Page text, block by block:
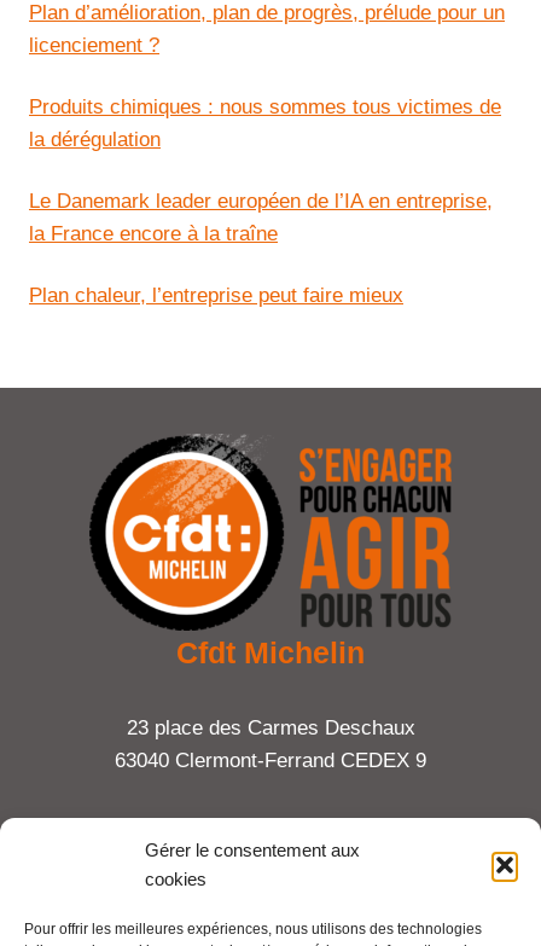
Gérer le consentement aux
cookies
Pour offrir les meilleures expériences, nous utilisons des technologies
Plan d’amélioration, plan de progrès, prélude pour un
licenciement ?
Produits chimiques : nous sommes tous victimes de
la dérégulation
Le Danemark leader européen de l’IA en entreprise,
la France encore à la traîne
Plan chaleur, l’entreprise peut faire mieux
Cfdt Michelin
23 place des Carmes Deschaux
63040 Clermont-Ferrand CEDEX 9